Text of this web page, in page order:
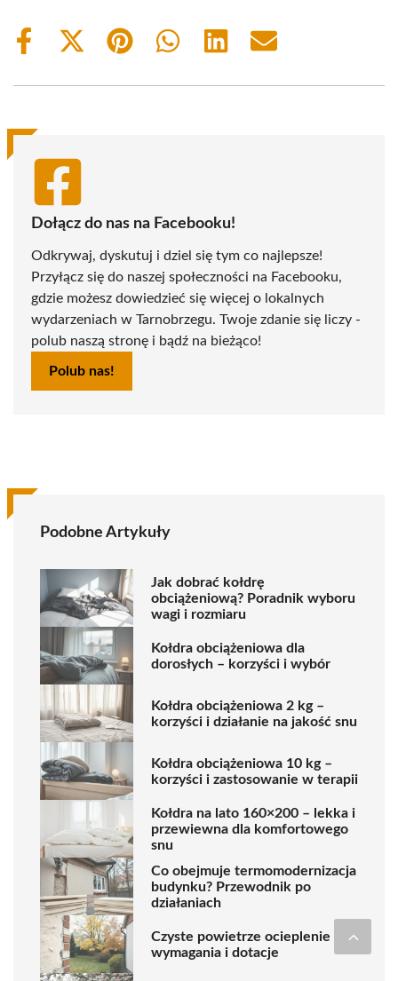
Share
Share
(Twitter)
Share
Share
Share
Share
Dołącz do nas na Facebooku!
Odkrywaj, dyskutuj i dziel się tym co najlepsze!
Przyłącz się do naszej społeczności na Facebooku,
gdzie możesz dowiedzieć się więcej o lokalnych
wydarzeniach w Tarnobrzegu. Twoje zdanie się liczy -
polub naszą stronę i bądź na bieżąco!
Polub nas!
Podobne Artykuły
Jak dobrać kołdrę
obciążeniową? Poradnik wyboru
wagi i rozmiaru
Kołdra obciążeniowa dla
dorosłych – korzyści i wybór
Kołdra obciążeniowa 2 kg –
korzyści i działanie na jakość snu
Kołdra obciążeniowa 10 kg –
korzyści i zastosowanie w terapii
Kołdra na lato 160×200 – lekka i
przewiewna dla komfortowego
snu
Co obejmuje termomodernizacja
budynku? Przewodnik po
działaniach
Czyste powietrze ocieplenie –
wymagania i dotacje